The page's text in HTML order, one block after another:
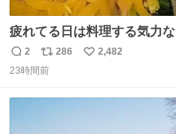
疲れてる日は料理する気力
おまかせするだけだから「
た。
返
信
2
リ
ポ
286
い
2,482
23時間前